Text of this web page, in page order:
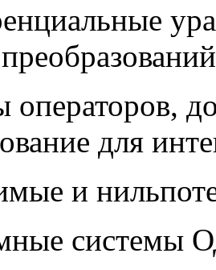
операторов,
для
и
системы